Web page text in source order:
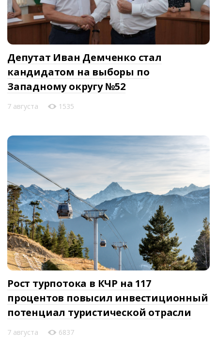
Депутат Иван Демченко стал
кандидатом на выборы по
Западному округу №52
7 августа 1535
Рост турпотока в КЧР на 117
процентов повысил инвестиционный
потенциал туристической отрасли
7 августа 6837